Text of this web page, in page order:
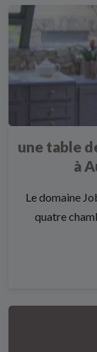
une table
à
Le domaine
quatre